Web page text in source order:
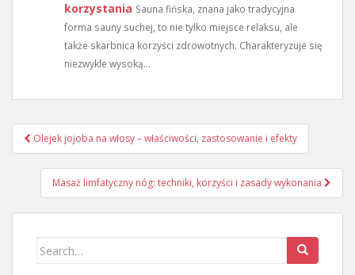
korzystania Sauna fińska, znana jako tradycyjna
forma sauny suchej, to nie tylko miejsce relaksu, ale
także skarbnica korzyści zdrowotnych. Charakteryzuje się
niezwykle wysoką...
Nawigacja
wpisu
Olejek jojoba na włosy – właściwości, zastosowanie i efekty
Masaż limfatyczny nóg: techniki, korzyści i zasady wykonania
Search